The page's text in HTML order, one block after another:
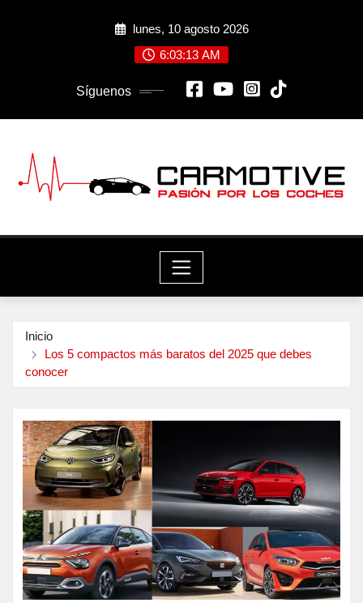
lunes, 10 agosto 2026
6:03:14 AM
Síguenos
Inicio
Los 5 compactos más baratos del 2025 que debes
conocer